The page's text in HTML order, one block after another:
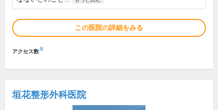
この医院の詳細をみる
アクセス数※
垣花整形外科医院